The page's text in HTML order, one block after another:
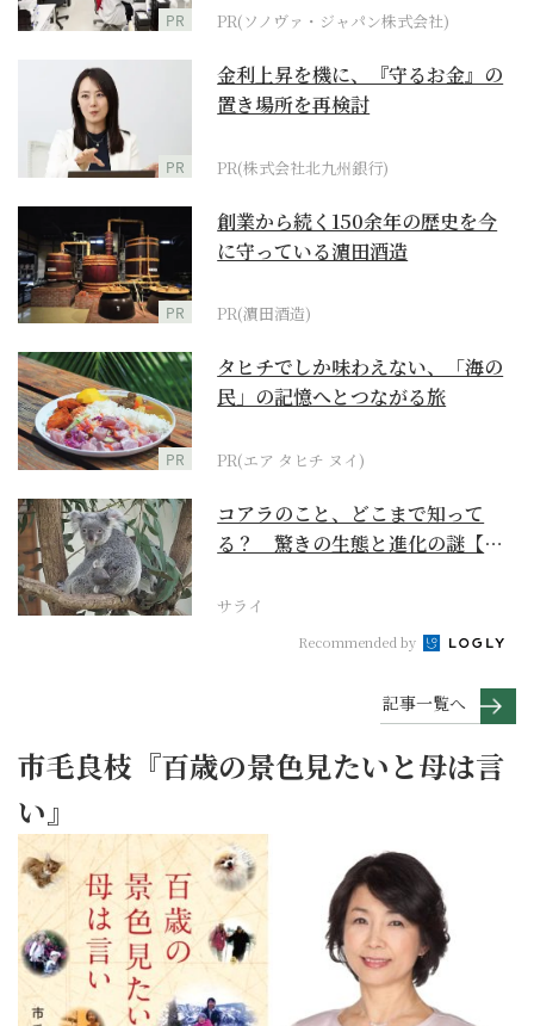
PR PR(ソノヴァ・ジャパン株式会社)
PR
金利上昇を機に、『守るお金』の
置き場所を再検討
PR(株式会社北九州銀行)
PR
創業から続く150余年の歴史を今
に守っている濵田酒造
PR(濵田酒造)
PR
タヒチでしか味わえない、「海の
民」の記憶へとつながる旅
PR(エア タヒチ ヌイ)
コアラのこと、どこまで知って
る？ 驚きの生態と進化の謎【お
サライ
Recommended by
記事一覧へ
市毛良枝『百歳の景色見たいと母は言
い』